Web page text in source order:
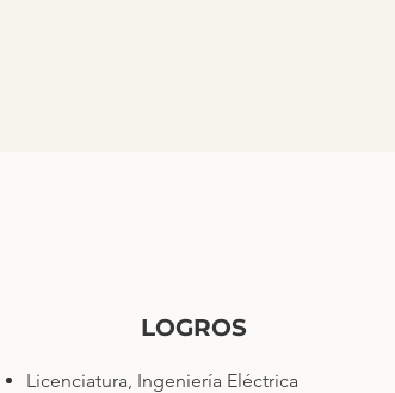
LOGROS
Licenciatura, Ingeniería Eléctrica